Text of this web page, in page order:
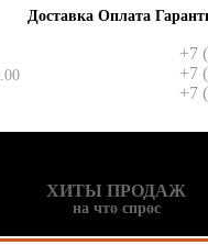
Доставка Оплата
+7
+7
+7
ХИТЫ ПРОДАЖ
на что спрос